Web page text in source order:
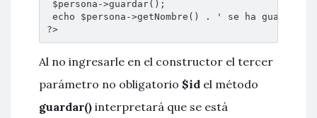
$persona->guardar();
echo $persona->getNombre() . ' se ha
?>
Al no ingresarle en el constructor el tercer
parámetro no obligatorio $id el método
guardar() interpretará que se está